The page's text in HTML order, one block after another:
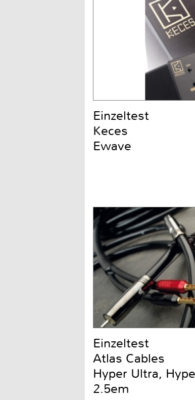
Einzeltest
Keces
Ewave
Einzeltest
Atlas Cables
Hyper Ultra,
2.5em